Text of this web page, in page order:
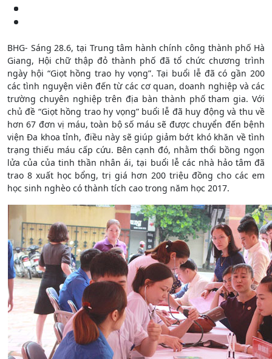
BHG- Sáng 28.6, tại Trung tâm hành chính công thành phố Hà
Giang, Hội chữ thập đỏ thành phố đã tổ chức chương trình
ngày hội “Giọt hồng trao hy vọng”. Tại buổi lễ đã có gần 200
các tình nguyện viên đến từ các cơ quan, doanh nghiệp và các
trường chuyên nghiệp trên địa bàn thành phố tham gia. Với
chủ đề “Giọt hồng trao hy vọng” buổi lễ đã huy động và thu về
hơn 67 đơn vị máu, toàn bộ số máu sẽ được chuyển đến bệnh
viện Đa khoa tỉnh, điều này sẽ giúp giảm bớt khó khăn về tình
trạng thiếu máu cấp cứu. Bên cạnh đó, nhằm thổi bồng ngọn
lửa của của tinh thần nhân ái, tại buổi lễ các nhà hảo tâm đã
trao 8 xuất học bổng, trị giá hơn 200 triệu đồng cho các em
học sinh nghèo có thành tích cao trong năm học 2017.